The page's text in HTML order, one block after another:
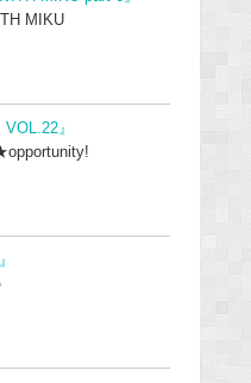
MIKU
VOL.22』